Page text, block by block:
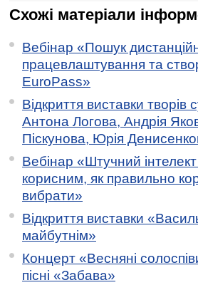
Схожі матеріали
Вебінар «Пошук
працевлаштування та
EuroPass»
Відкриття виставки творів
Антона Логова, Андрія
Піскунова, Юрія
Вебінар «Штучний
корисним, як правильно
вибрати»
Відкриття виставки
майбутнім»
Концерт «Весняні
пісні «Забава»